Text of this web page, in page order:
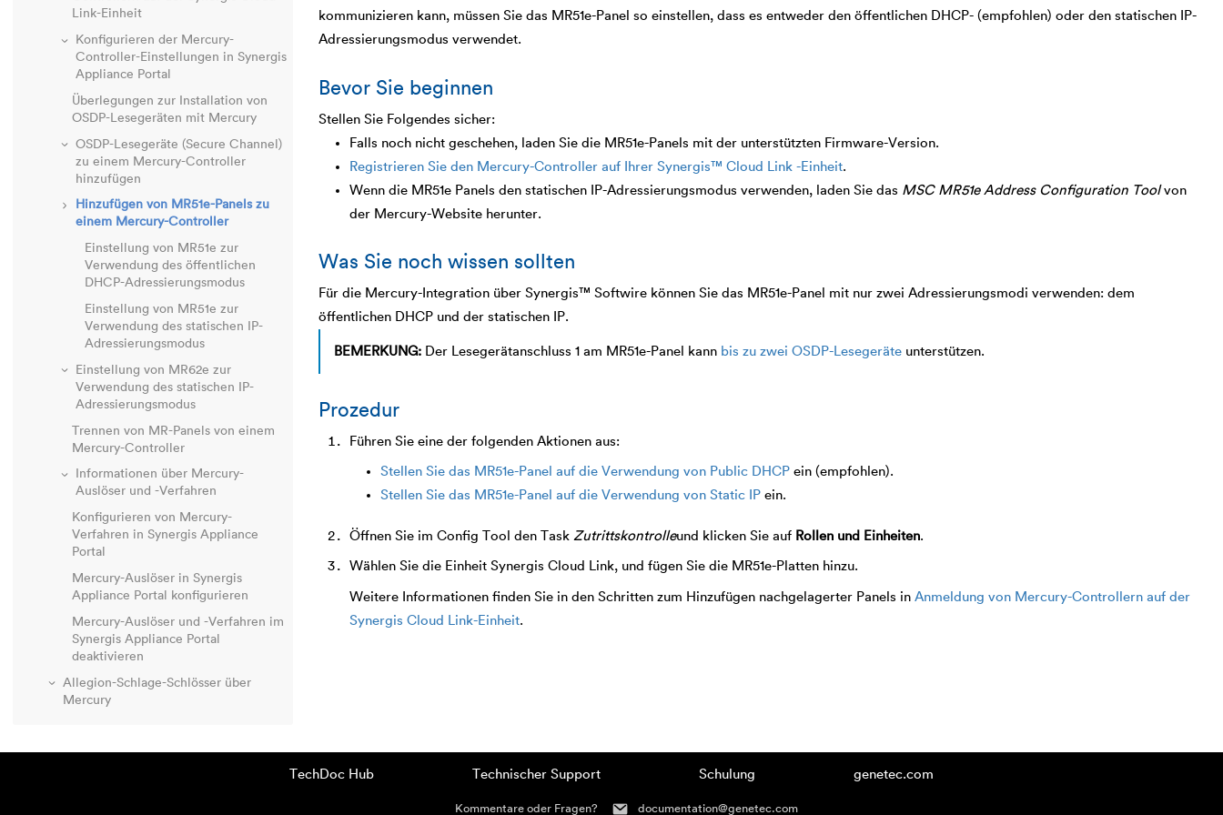
Link-Einheit
Konfigurieren der Mercury-
Controller-Einstellungen in Synergis
Appliance Portal
Überlegungen zur Installation von
OSDP-Lesegeräten mit Mercury
OSDP-Lesegeräte (Secure Channel)
zu einem Mercury-Controller
hinzufügen
Hinzufügen von MR51e-Panels zu
einem Mercury-Controller
Einstellung von MR51e zur
Verwendung des öffentlichen
DHCP-Adressierungsmodus
Einstellung von MR51e zur
Verwendung des statischen IP-
Adressierungsmodus
Einstellung von MR62e zur
Verwendung des statischen IP-
Adressierungsmodus
Trennen von MR-Panels von einem
Mercury-Controller
Informationen über Mercury-
Auslöser und -Verfahren
Konfigurieren von Mercury-
Verfahren in Synergis Appliance
Portal
Mercury-Auslöser in Synergis
Appliance Portal
konfigurieren
Mercury-Auslöser und -Verfahren im
Synergis Appliance Portal
deaktivieren
Allegion-Schlage-Schlösser über
Mercury
SimonsVoss-SmartIntego-Schlösser
kommunizieren kann, müssen Sie das MR51e-Panel so einstellen, dass es entweder den öffentlichen DHCP- (empfohlen) oder den statischen IP-
Adressierungsmodus verwendet.
Bevor Sie beginnen
Stellen Sie Folgendes sicher:
Falls noch nicht geschehen, laden Sie die MR51e-Panels mit der unterstützten Firmware-Version.
Registrieren Sie den Mercury-Controller auf Ihrer Synergis™ Cloud Link -Einheit.
Wenn die MR51e Panels den statischen IP-Adressierungsmodus verwenden, laden Sie das MSC MR51e Address Configuration Toolvon
der Mercury-Website herunter.
Was Sie noch wissen sollten
Für die Mercury-Integration über Synergis™ Softwire können Sie das MR51e-Panel mit nur zwei Adressierungsmodi verwenden: dem
öffentlichen DHCP und der statischen IP.
BEMERKUNG: Der Lesegerätanschluss 1 am MR51e-Panel kann bis zu zwei OSDP-Lesegeräte unterstützen.
Prozedur
Führen Sie eine der folgenden Aktionen aus:
Stellen Sie das MR51e-Panel auf die Verwendung von Public DHCP ein (empfohlen).
Stellen Sie das MR51e-Panel auf die Verwendung von Static IP ein.
Öffnen Sie im Config Tool den Task Zutrittskontrolleund klicken Sie auf Rollen und Einheiten.
Wählen Sie die Einheit Synergis Cloud Link, und fügen Sie die MR51e-Platten hinzu.
Weitere Informationen finden Sie in den Schritten zum Hinzufügen nachgelagerter Panels in Anmeldung von Mercury-Controllern auf der
Synergis Cloud Link-Einheit.
TechDoc Hub Technischer Support Schulung genetec.com
Kommentare oder Fragen? documentation@genetec.com